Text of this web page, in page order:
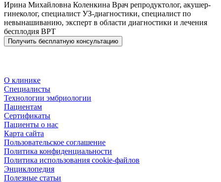
Ирина Михайловна Коленкина Врач репродуктолог, акушер-
гинеколог, специалист УЗ-диагностики, специалист по
невынашиванию, эксперт в области диагностики и лечения
бесплодия ВРТ
Получить бесплатную консультацию
О клинике
Специалисты
Технологии эмбриологии
Пациентам
Сертификаты
Пациенты о нас
Карта сайта
Пользовательское соглашение
Политика конфиденциальности
Политика использования cookie-файлов
Энциклопедия
Полезные статьи